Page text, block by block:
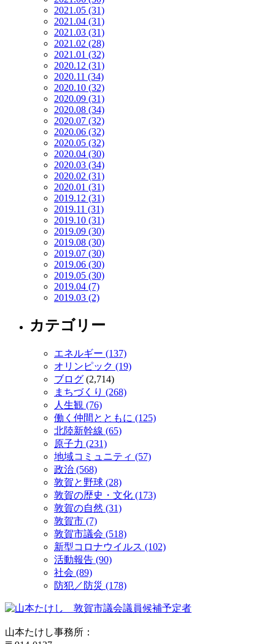
2021.05 (31)
2021.04 (31)
2021.03 (31)
2021.02 (28)
2021.01 (32)
2020.12 (31)
2020.11 (34)
2020.10 (32)
2020.09 (31)
2020.08 (34)
2020.07 (32)
2020.06 (32)
2020.05 (32)
2020.04 (30)
2020.03 (34)
2020.02 (31)
2020.01 (31)
2019.12 (31)
2019.11 (31)
2019.10 (31)
2019.09 (30)
2019.08 (30)
2019.07 (30)
2019.06 (30)
2019.05 (30)
2019.04 (7)
2019.03 (2)
カテゴリー
エネルギー (137)
オリンピック (19)
ブログ (2,714)
まちづくり (268)
人生観 (76)
働く仲間とともに (125)
北陸新幹線 (65)
原子力 (231)
地域コミュニティ (57)
政治 (568)
敦賀と野球 (28)
敦賀の歴史・文化 (173)
敦賀の自然 (31)
敦賀市 (7)
敦賀市議会 (518)
新型コロナウイルス (102)
活動報告 (90)
社会 (89)
防犯／防災 (178)
山本たけし事務所：